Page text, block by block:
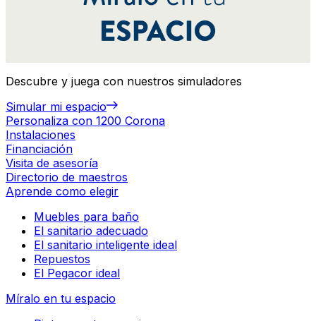
Descubre y juega con nuestros simuladores
Simular mi espacio
Personaliza con 1200 Corona
Instalaciones
Financiación
Visita de asesoría
Directorio de maestros
Aprende como elegir
Muebles para baño
El sanitario adecuado
El sanitario inteligente ideal
Repuestos
El Pegacor ideal
Míralo en tu espacio